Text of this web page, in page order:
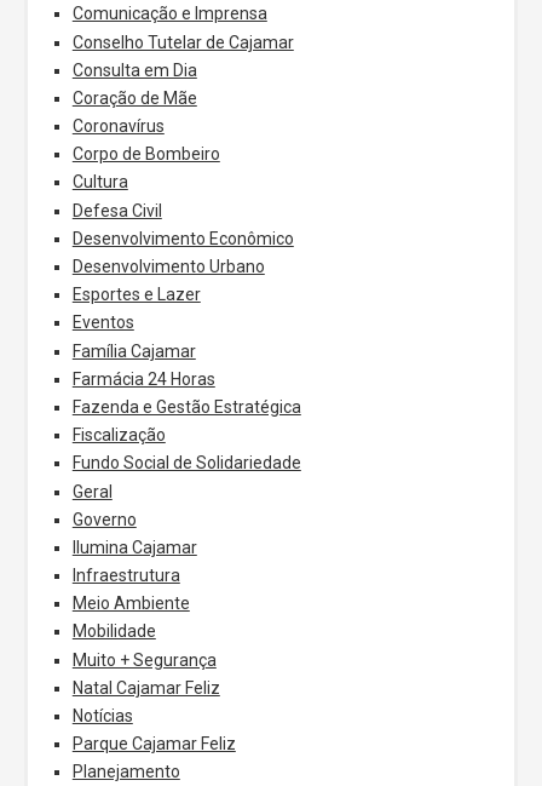
Comunicação e Imprensa
Conselho Tutelar de Cajamar
Consulta em Dia
Coração de Mãe
Coronavírus
Corpo de Bombeiro
Cultura
Defesa Civil
Desenvolvimento Econômico
Desenvolvimento Urbano
Esportes e Lazer
Eventos
Família Cajamar
Farmácia 24 Horas
Fazenda e Gestão Estratégica
Fiscalização
Fundo Social de Solidariedade
Geral
Governo
Ilumina Cajamar
Infraestrutura
Meio Ambiente
Mobilidade
Muito + Segurança
Natal Cajamar Feliz
Notícias
Parque Cajamar Feliz
Planejamento